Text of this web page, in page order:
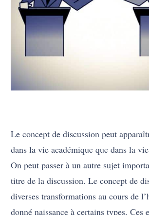
Le concept de discussion peut
dans la vie académique que dans la
On peut passer à un autre sujet
titre de la discussion. Le concept de
diverses transformations au cours de
donné naissance à certains types. Ces